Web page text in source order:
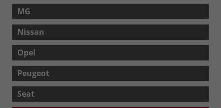
MG
Nissan
Opel
Peugeot
Seat